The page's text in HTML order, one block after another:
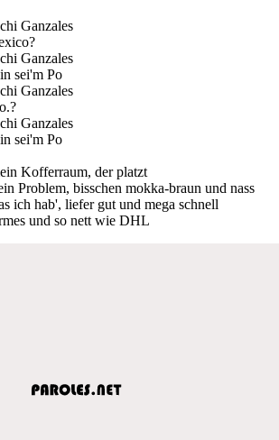
Ganzales
Ganzales
sei'm Po
Ganzales
Ganzales
sei'm Po
Kofferraum, der platzt
Problem, bisschen mokka-braun und nass
ich hab', liefer gut und mega schnell
und so nett wie DHL